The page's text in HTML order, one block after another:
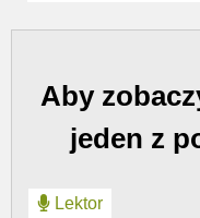
Aby
jeden z
Lektor